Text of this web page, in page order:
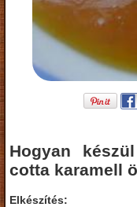
Hogyan
cotta karamell
Elkészítés: